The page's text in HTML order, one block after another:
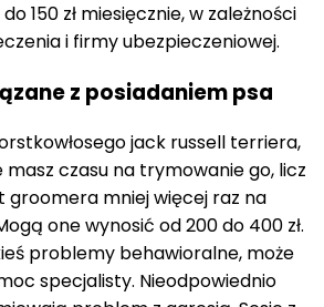
150 zł miesięcznie, w zależności
i firmy ubezpieczeniowej.
z posiadaniem psa
jack russell terriera,
masz czasu na trymowanie go, licz
groomera mniej więcej raz na
one wynosić od 200 do 400 zł.
problemy behawioralne, może
specjalisty. Nieodpowiednio